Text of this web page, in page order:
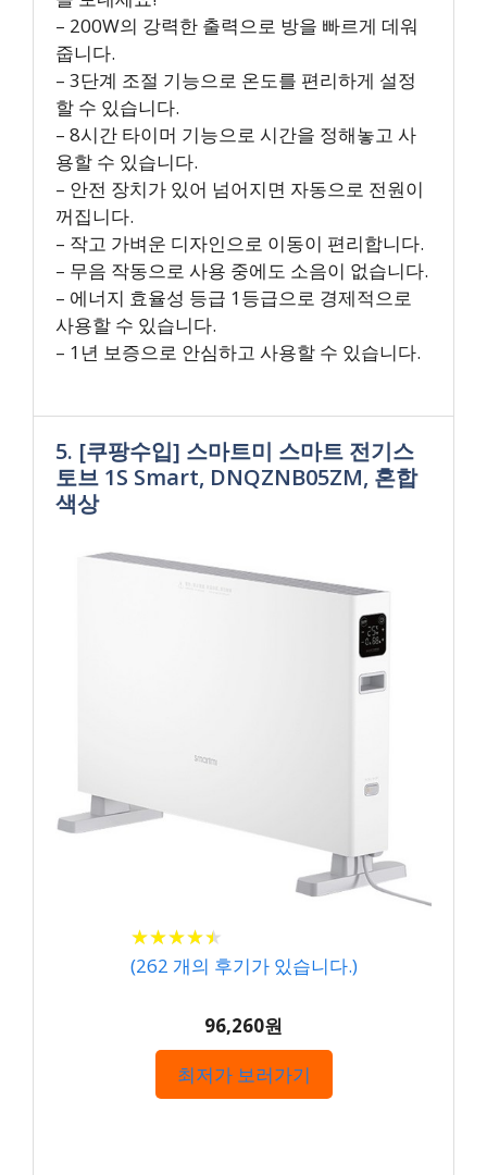
– 200W의 강력한 출력으로 방을 빠르게 데워
줍니다.
– 3단계 조절 기능으로 온도를 편리하게 설정
할 수 있습니다.
– 8시간 타이머 기능으로 시간을 정해놓고 사
용할 수 있습니다.
– 안전 장치가 있어 넘어지면 자동으로 전원이
꺼집니다.
– 작고 가벼운 디자인으로 이동이 편리합니다.
– 무음 작동으로 사용 중에도 소음이 없습니다.
– 에너지 효율성 등급 1등급으로 경제적으로
사용할 수 있습니다.
– 1년 보증으로 안심하고 사용할 수 있습니다.
5. [쿠팡수입] 스마트미 스마트 전기스
토브 1S Smart, DNQZNB05ZM, 혼합
색상
★★★★★
★★★★★
(262 개의 후기가 있습니다.)
96,260원
최저가 보러가기